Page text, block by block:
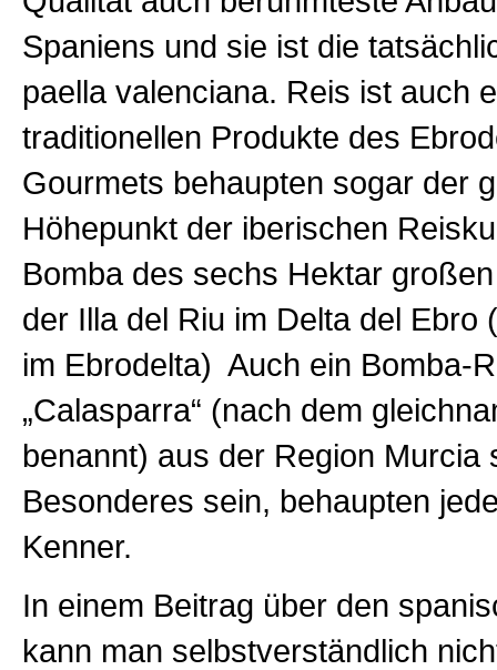
Spaniens und sie ist die
paella valenciana. Reis ist auch
traditionellen Produkte des
Gourmets behaupten sogar der
Höhepunkt der iberischen
Bomba des sechs Hektar
der Illa del Riu im Delta del Ebro
im Ebrodelta) Auch ein Bomba-
„Calasparra“ (nach dem
benannt) aus der Region Murcia
Besonderes sein, behaupten
Kenner.
In einem Beitrag über den
kann man selbstverständlich